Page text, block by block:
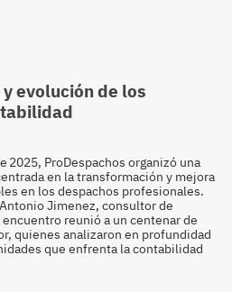
evolución de los
2025, ProDespachos organizó una
en la transformación y mejora
en los despachos profesionales.
Jimenez, consultor de
reunió a un centenar de
quienes analizaron en profundidad
que enfrenta la contabilidad